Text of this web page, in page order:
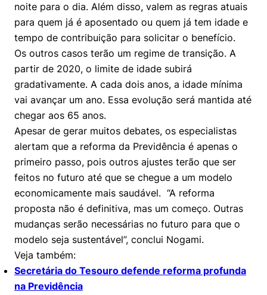
noite para o dia. Além disso, valem as regras atuais
para quem já é aposentado ou quem já tem idade e
tempo de contribuição para solicitar o benefício.
Os outros casos terão um regime de transição. A
partir de 2020, o limite de idade subirá
gradativamente. A cada dois anos, a idade mínima
vai avançar um ano. Essa evolução será mantida até
chegar aos 65 anos.
Apesar de gerar muitos debates, os especialistas
alertam que a reforma da Previdência é apenas o
primeiro passo, pois outros ajustes terão que ser
feitos no futuro até que se chegue a um modelo
economicamente mais saudável. “A reforma
proposta não é definitiva, mas um começo. Outras
mudanças serão necessárias no futuro para que o
modelo seja sustentável”, conclui Nogami.
Veja também:
Secretária do Tesouro defende reforma profunda
na Previdência